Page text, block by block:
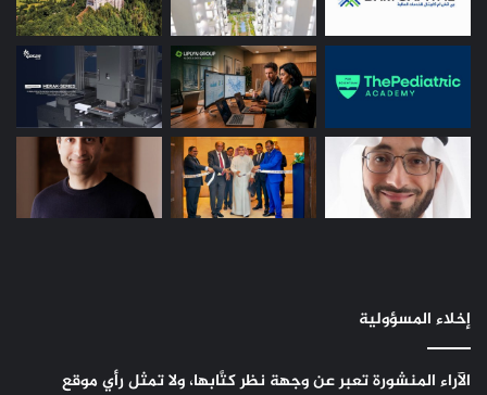
إخلاء المسؤولية
الآراء المنشورة تعبر عن وجهة نظر كتَّابها، ولا تمثل رأي موقع